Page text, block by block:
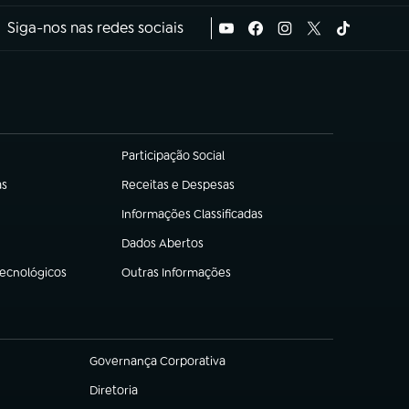
Siga-nos nas redes sociais
Participação Social
(abre em nova aba)
Receitas e Despesas
(abre em nova aba)
Informações Classificadas
(abre em nova aba)
Dados Abertos
(abre em nova aba)
Outras Informações
(abre em nova aba)
Governança Corporativa
(abre em nova aba)
Diretoria
(abre em nova aba)